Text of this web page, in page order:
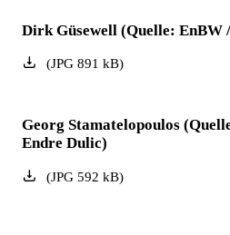
Dirk Güsewell (Quelle: EnBW
(JPG891 kB)
Georg Stamatelopoulos
Endre Dulic)
(JPG592 kB)